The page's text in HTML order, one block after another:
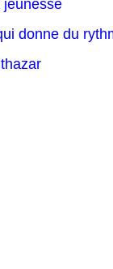
jeunesse
donne du